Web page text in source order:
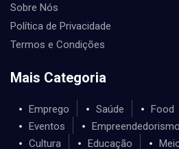
Sobre Nós
Política de Privacidade
Termos e Condições
Mais Categoria
Emprego Saúde Food
Eventos
Empreendedorismo
Cultura
Educação